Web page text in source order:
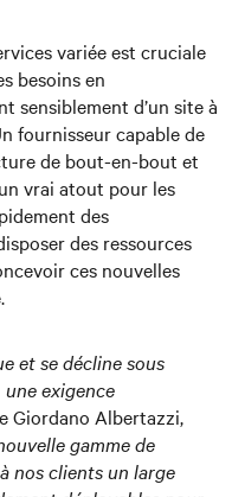
variée est cruciale
besoins en
sensiblement d’un site à
fournisseur capable de
de bout-en-bout et
vrai atout pour les
des
des ressources
ces nouvelles
et se décline sous
exigence
Giordano Albertazzi,
gamme de
nos clients un large